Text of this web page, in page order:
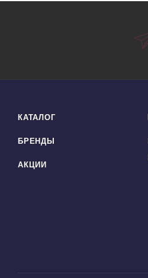
КАТАЛОГ
БРЕНДЫ
АКЦИИ